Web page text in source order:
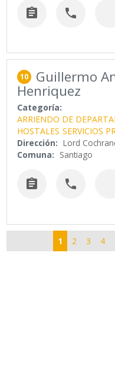
 
10 Guillermo
Henriquez
Categoría:
ARRIENDO DE
HOSTALES SERVICIOS
Dirección: Lord
Comuna: Santiago
 
1 2 3 4